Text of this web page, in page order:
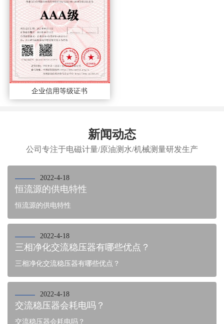
企业信用等级证书
新闻动态
公司专注于电磁计量/原油测水/机械测量研发生产
2022-4-18
恒流源的供电特性
恒流源的供电特性
2022-4-18
三相净化交流稳压器有哪些优点？
三相净化交流稳压器有哪些优点？
2022-4-18
交流稳压器会耗电吗？
交流稳压器会耗电吗？